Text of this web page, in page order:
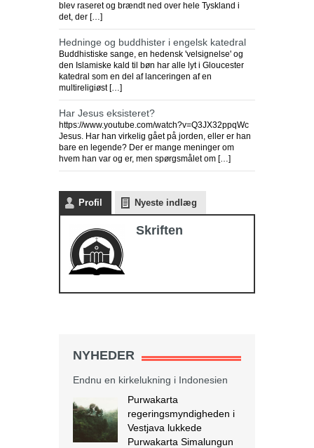
blev raseret og brændt ned over hele Tyskland i
det, der […]
Hedninge og buddhister i engelsk katedral
Buddhistiske sange, en hedensk 'velsignelse' og
den Islamiske kald til bøn har alle lyt i Gloucester
katedral som en del af lanceringen af en
multireligiøst […]
Har Jesus eksisteret?
https://www.youtube.com/watch?v=Q3JX32ppqWc
Jesus. Har han virkelig gået på jorden, eller er han
bare en legende? Der er mange meninger om
hvem han var og er, men spørgsmålet om […]
Profil Nyeste indlæg
Skriften
NYHEDER
Endnu en kirkelukning i Indonesien
Purwakarta
regeringsmyndigheden i
Vestjava lukkede
Purwakarta Simalungun